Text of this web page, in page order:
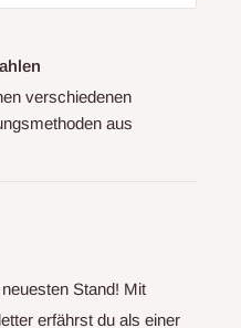
verschiedenen
aus
Stand! Mit
erfährst du als einer